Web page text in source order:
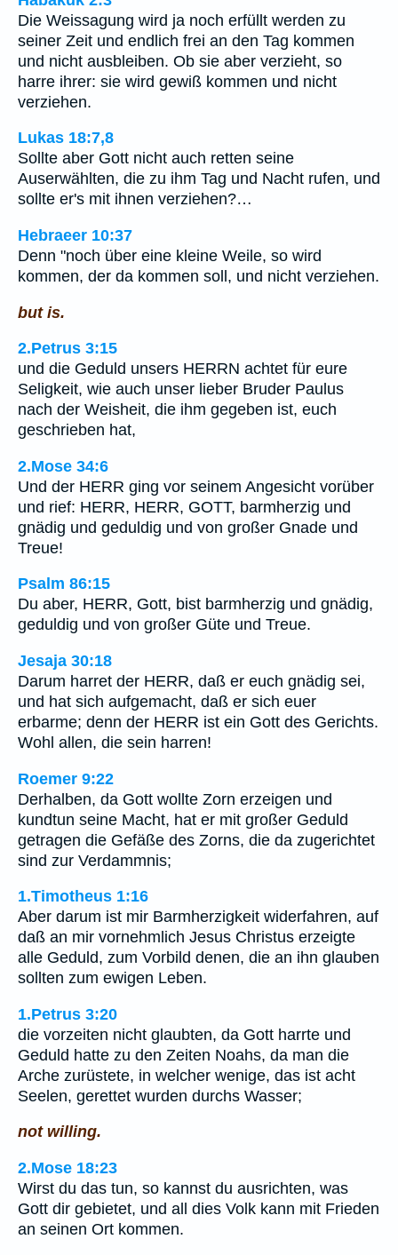
Die Weissagung wird ja noch erfüllt werden zu
seiner Zeit und endlich frei an den Tag kommen
und nicht ausbleiben. Ob sie aber verzieht, so
harre ihrer: sie wird gewiß kommen und nicht
verziehen.
Lukas 18:7,8
Sollte aber Gott nicht auch retten seine
Auserwählten, die zu ihm Tag und Nacht rufen, und
sollte er's mit ihnen verziehen?…
Hebraeer 10:37
Denn "noch über eine kleine Weile, so wird
kommen, der da kommen soll, und nicht verziehen.
but is.
2.Petrus 3:15
und die Geduld unsers HERRN achtet für eure
Seligkeit, wie auch unser lieber Bruder Paulus
nach der Weisheit, die ihm gegeben ist, euch
geschrieben hat,
2.Mose 34:6
Und der HERR ging vor seinem Angesicht vorüber
und rief: HERR, HERR, GOTT, barmherzig und
gnädig und geduldig und von großer Gnade und
Treue!
Psalm 86:15
Du aber, HERR, Gott, bist barmherzig und gnädig,
geduldig und von großer Güte und Treue.
Jesaja 30:18
Darum harret der HERR, daß er euch gnädig sei,
und hat sich aufgemacht, daß er sich euer
erbarme; denn der HERR ist ein Gott des Gerichts.
Wohl allen, die sein harren!
Roemer 9:22
Derhalben, da Gott wollte Zorn erzeigen und
kundtun seine Macht, hat er mit großer Geduld
getragen die Gefäße des Zorns, die da zugerichtet
sind zur Verdammnis;
1.Timotheus 1:16
Aber darum ist mir Barmherzigkeit widerfahren, auf
daß an mir vornehmlich Jesus Christus erzeigte
alle Geduld, zum Vorbild denen, die an ihn glauben
sollten zum ewigen Leben.
1.Petrus 3:20
die vorzeiten nicht glaubten, da Gott harrte und
Geduld hatte zu den Zeiten Noahs, da man die
Arche zurüstete, in welcher wenige, das ist acht
Seelen, gerettet wurden durchs Wasser;
not willing.
2.Mose 18:23
Wirst du das tun, so kannst du ausrichten, was
Gott dir gebietet, und all dies Volk kann mit Frieden
an seinen Ort kommen.